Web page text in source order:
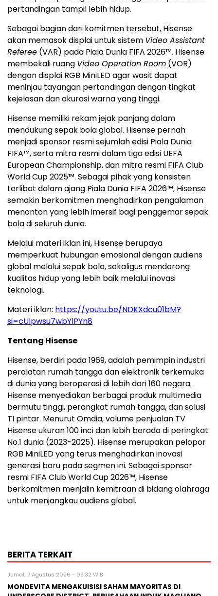
pertandingan tampil lebih hidup.
Sebagai bagian dari komitmen tersebut, Hisense
akan memasok displai untuk sistem Video Assistant
Referee (VAR) pada Piala Dunia FIFA 2026™. Hisense
membekali ruang Video Operation Room (VOR)
dengan displai RGB MiniLED agar wasit dapat
meninjau tayangan pertandingan dengan tingkat
kejelasan dan akurasi warna yang tinggi.
Hisense memiliki rekam jejak panjang dalam
mendukung sepak bola global. Hisense pernah
menjadi sponsor resmi sejumlah edisi Piala Dunia
FIFA™, serta mitra resmi dalam tiga edisi UEFA
European Championship, dan mitra resmi FIFA Club
World Cup 2025™. Sebagai pihak yang konsisten
terlibat dalam ajang Piala Dunia FIFA 2026™, Hisense
semakin berkomitmen menghadirkan pengalaman
menonton yang lebih imersif bagi penggemar sepak
bola di seluruh dunia.
Melalui materi iklan ini, Hisense berupaya
memperkuat hubungan emosional dengan audiens
global melalui sepak bola, sekaligus mendorong
kualitas hidup yang lebih baik melalui inovasi
teknologi.
Materi iklan: https://youtu.be/NDKXdcu01bM?
si=cUlpwsu7wbYlPYn8
Tentang Hisense
Hisense, berdiri pada 1969, adalah pemimpin industri
peralatan rumah tangga dan elektronik terkemuka
di dunia yang beroperasi di lebih dari 160 negara.
Hisense menyediakan berbagai produk multimedia
bermutu tinggi, perangkat rumah tangga, dan solusi
TI pintar. Menurut Omdia, volume penjualan TV
Hisense ukuran 100 inci dan lebih berada di peringkat
No.1 dunia (2023-2025). Hisense merupakan pelopor
RGB MiniLED yang terus menghadirkan inovasi
generasi baru pada segmen ini. Sebagai sponsor
resmi FIFA Club World Cup 2026™, Hisense
berkomitmen menjalin kemitraan di bidang olahraga
untuk menjangkau audiens global.
BERITA TERKAIT
Jumat, 7 Agustus 2026 - 09:32 WIB
MONDEVITA MENGAKUISISI SAHAM MAYORITAS DI